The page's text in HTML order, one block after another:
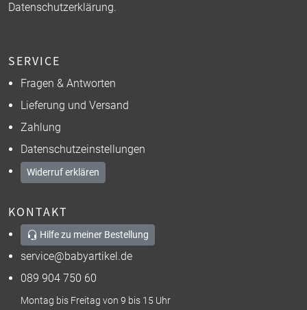
Datenschutzerklärung.
SERVICE
Fragen & Antworten
Lieferung und Versand
Zahlung
Datenschutzeinstellungen
Widerruf erklären
KONTAKT
Hilfe zu meiner Bestellung
service@babyartikel.de
089 904 750 60
Montag bis Freitag von 9 bis 15 Uhr